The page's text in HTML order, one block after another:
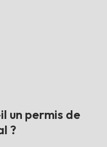
un permis de
?